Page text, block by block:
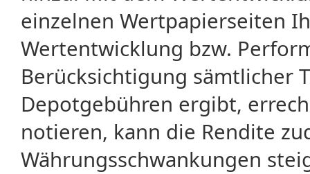
einzelnen Wertpapierseiten
Wertentwicklung bzw.
Berücksichtigung sämtlicher
Depotgebühren ergibt,
notieren, kann die Rendite
Währungsschwankungen